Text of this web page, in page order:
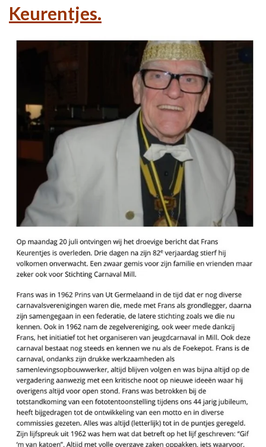
Keurentjes.